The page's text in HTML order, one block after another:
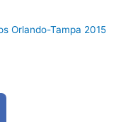
Orlando-Tampa 2015